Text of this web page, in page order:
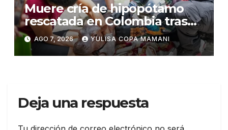
Muere cría de hipopótamo
rescatada en Colombia tras
recibir atención veterinaria
AGO 7, 2026 YULISA COPA MAMANI
Deja una respuesta